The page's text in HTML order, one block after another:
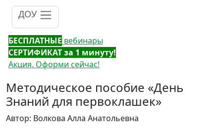
ДОУ
БЕСПЛАТНЫЕ вебинары
СЕРТИФИКАТ за 1 минуту!
Акция. Оформи сейчас!
Методическое пособие «День
Знаний для первоклашек»
Автор: Волкова Алла Анатольевна